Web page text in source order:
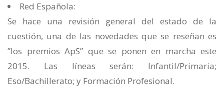
Red Española:
Se hace una revisión general del estado de la
cuestión, una de las novedades que se reseñan es
”los premios ApS” que se ponen en marcha este
2015. Las líneas serán: Infantil/Primaria;
Eso/Bachillerato; y Formación Profesional.